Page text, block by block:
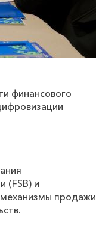
финансового
(FSB) и
продажи